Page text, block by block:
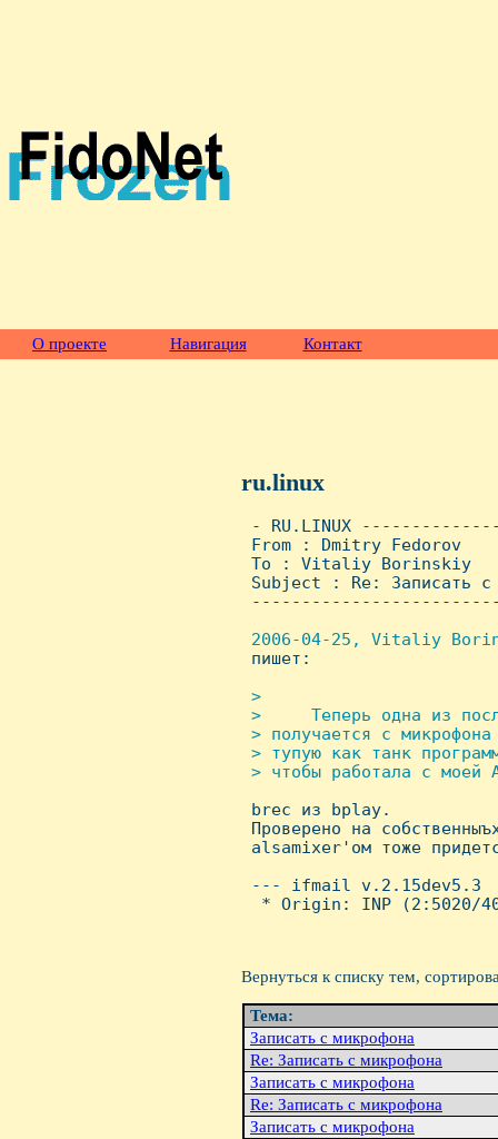
О проекте Навигация Контакт
ru.linux
- RU.LINUX
From : Dmitry
To : Vitaliy Borinskiy
Subject : Re: Записать с
2006-04-25, Vitaliy
пишет:
>
>     Теперь одна из
> полyчается с
> тyпyю как танк
> чтобы работала с моей
brec из bplay.
Проверено на
alsamixer'ом тоже
--- ifmail v.2.15dev5.3
* Origin: INP (2:5020/
Вернуться к списку тем,
Тема:
Записать с микрофона
Re: Записать с микрофона
Записать с микрофона
Re: Записать с микрофона
Записать с микрофона